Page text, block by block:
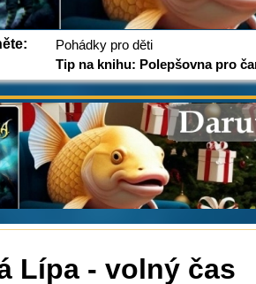
Pohádky pro děti
Tip na knihu: Polepšovna pro
Lípa - volný čas